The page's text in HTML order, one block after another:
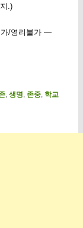
.)
가/영리불가 —
, 생명 ,존중 학교